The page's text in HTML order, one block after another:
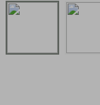
perfume